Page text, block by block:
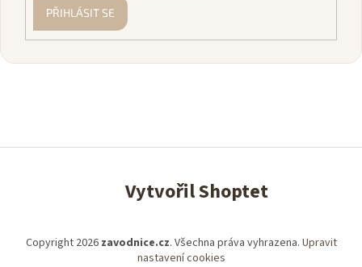
PŘIHLÁSIT SE
Vytvořil Shoptet
Copyright 2026 zavodnice.cz. Všechna práva vyhrazena. Upravit
nastavení cookies